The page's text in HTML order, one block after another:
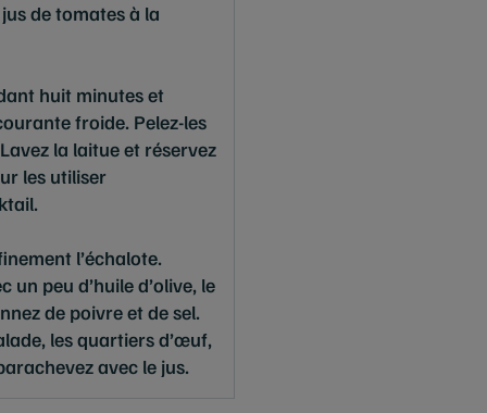
de tomates à la
huit minutes et
froide. Pelez-les
la laitue et réservez
les utiliser
l’échalote.
un peu d’huile d’olive, le
de poivre et de sel.
les quartiers d’œuf,
avec le jus.